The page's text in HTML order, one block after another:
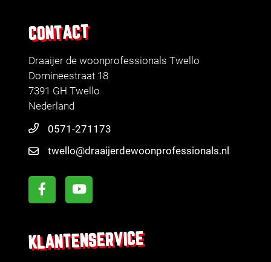
CONTACT
Draaijer de woonprofessionals Twello
Domineestraat 18
7391 GH Twello
Nederland
0571-271173
twello@draaijerdewoonprofessionals.nl
KLANTENSERVICE